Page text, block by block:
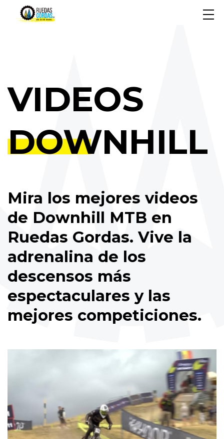
VIDEOS
DOWNHILL
Mira los mejores videos
de Downhill MTB en
Ruedas Gordas. Vive la
adrenalina de los
descensos más
espectaculares y las
mejores competiciones.